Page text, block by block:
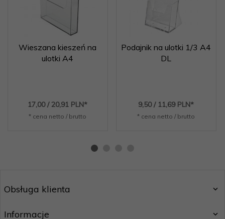
Wieszana kieszeń na
ulotki A4
17,00 / 20,91 PLN*
* cena netto / brutto
Podajnik na ulotki 1/3 A4
DL
9,50 / 11,69 PLN*
* cena netto / brutto
Obsługa klienta
Informacje